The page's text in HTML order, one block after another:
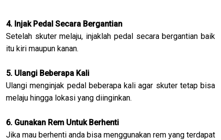
4. Injak Pedal Secara Bergantian
Setelah skuter melaju, injaklah pedal secara bergantian baik
itu kiri maupun kanan.
5. Ulangi Beberapa Kali
Ulangi menginjak pedal beberapa kali agar skuter tetap bisa
melaju hingga lokasi yang diinginkan.
6. Gunakan Rem Untuk Berhenti
Jika mau berhenti anda bisa menggunakan rem yang terdapat